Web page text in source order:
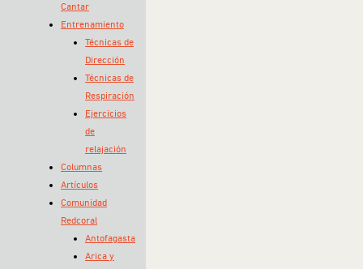
Cantar
Entrenamiento
Técnicas de
Dirección
Técnicas de
Respiración
Ejercicios
de
relajación
Columnas
Artículos
Comunidad
Redcoral
Antofagasta
Arica y